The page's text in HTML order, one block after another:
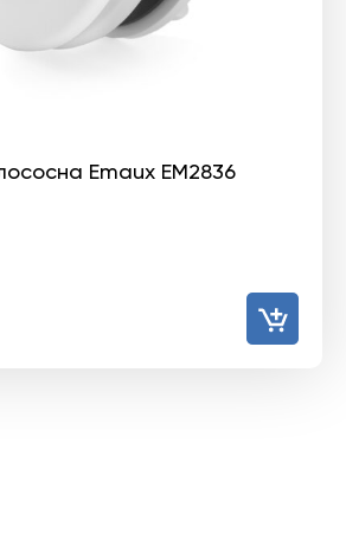
Emaux EM2836